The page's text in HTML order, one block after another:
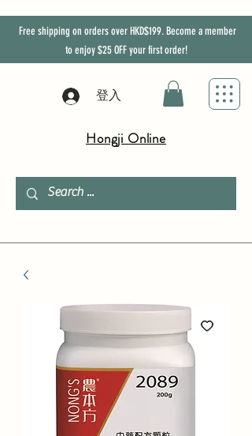
Free shipping on orders over HKD$199. Become a member
to enjoy$25 OFFyour first order!
登入
Hongji Online